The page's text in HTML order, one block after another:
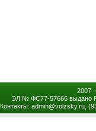
2007
ЭЛ № ФС77-57666 выдано
Контакты: admin@volzsky.ru,